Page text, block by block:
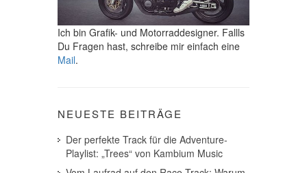
Ich bin Grafik- und Motorraddesigner. Fallls
Du Fragen hast, schreibe mir einfach eine
Mail.
NEUESTE BEITRÄGE
Der perfekte Track für die Adventure-
Playlist: „Trees“ von Kambium Music